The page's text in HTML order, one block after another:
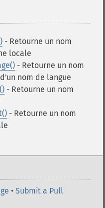
- Retourne un nom
locale
- Retourne un nom
nom de langue
- Retourne un nom
- Retourne un nom
• Submit a Pull